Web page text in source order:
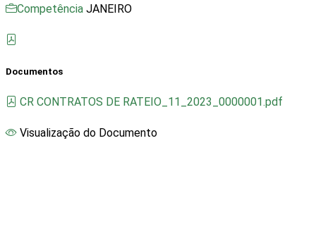
Competência JANEIRO
Documentos
CR CONTRATOS DE RATEIO_11_2023_0000001.pdf
Visualização do Documento